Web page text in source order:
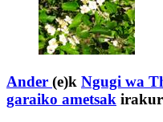
Ander (e)k Ngugi wa
garaiko ametsak